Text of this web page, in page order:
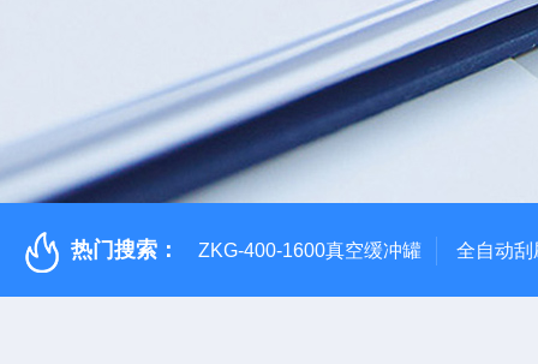
热门搜索： ZKG-400-1600真空缓冲罐 全自动刮